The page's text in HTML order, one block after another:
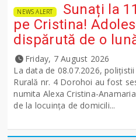
NEWS ALERT
Sunați la
pe Cristina!
dispărută de o
Friday, 7 August 2026
La data de 08.07.2026,
Rurală nr. 4 Dorohoi au fost
numita Alexa Cristina-
de la locuința de domicili...